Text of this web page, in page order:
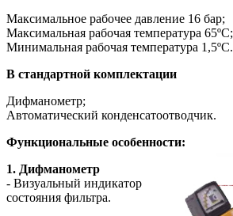
Максимальное рабочее давление 16 бар;
Максимальная рабочая температура 65ºС;
Минимальная рабочая температура 1,5ºС.
В стандартной комплектации
Дифманометр;
Автоматический конденсатоотводчик.
Функциональные особенности:
1. Дифманометр
- Визуальный индикатор
состояния фильтра.